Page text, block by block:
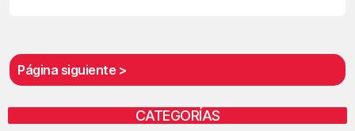
Página siguiente >
CATEGORÍAS